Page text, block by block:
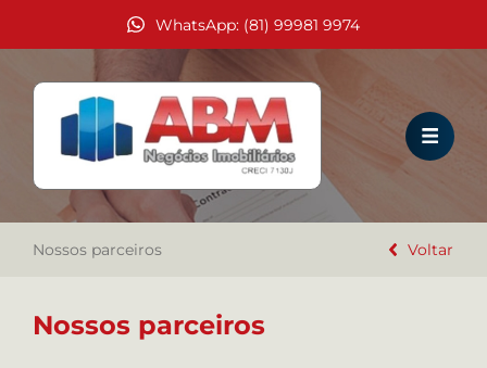
WhatsApp: (81) 99981 9974
HOME
VENDA
LOCAÇÃO
EMPREENDIMENTOS
Nossos parceiros Voltar
Nossos parceiros